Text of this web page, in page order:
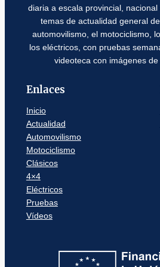
diaria a escala provincial,
temas de actualidad general
automovilismo, el motociclismo,
los eléctricos, con pruebas
videoteca con imágenes de
Enlaces
Inicio
Actualidad
Automovilismo
Motociclismo
Clásicos
4×4
Eléctricos
Pruebas
Vídeos